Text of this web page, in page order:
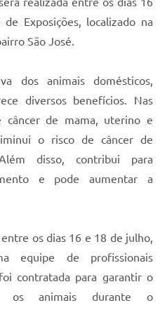
Exposições, localizado na
São José.
dos animais domésticos,
diversos benefícios. Nas
câncer de mama, uterino e
o risco de câncer de
disso, contribui para
e pode aumentar a
os dias 16 e 18 de julho,
equipe de profissionais
contratada para garantir o
os animais durante o